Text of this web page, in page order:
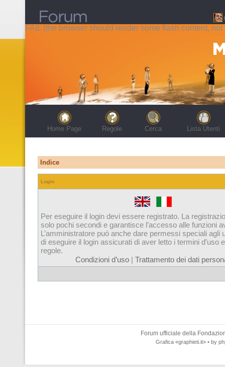
FAIL (the browser should render some flash content, not
Home Page Regole Cerca Lista Utenti
Indice
Login
Per eseguire il login devi essere registrato. La
solo pochi secondi e garantisce l’accesso alle funzioni
L’amministratore puó anche dare permessi speciali agli
di eseguire il login assicurati di aver letto i termini d’uso
regole.
Condizioni d’uso | Trattamento dei dati
Forum ufficiale della
Grafica «graphieti.it» • by